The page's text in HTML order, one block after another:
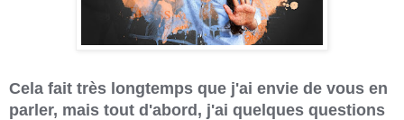
Cela fait très longtemps que j'ai envie de vous en
parler, mais tout d'abord, j'ai quelques questions